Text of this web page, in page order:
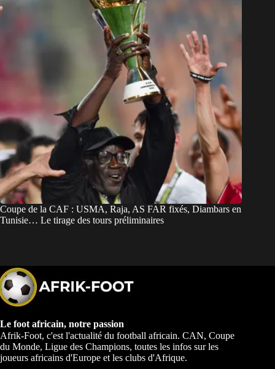
Coupe de la CAF : USMA, Raja, AS FAR fixés, Diambars en
Tunisie… Le tirage des tours préliminaires
Le foot africain, notre passion
Afrik-Foot, c'est l'actualité du football africain. CAN, Coupe
du Monde, Ligue des Champions, toutes les infos sur les
joueurs africains d'Europe et les clubs d'Afrique.